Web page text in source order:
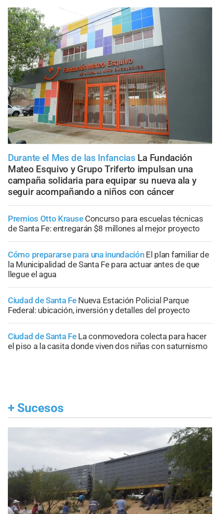
Durante el Mes de las Infancias La Fundación
Mateo Esquivo y Grupo Triferto impulsan una
campaña solidaria para equipar su nueva ala y
seguir acompañando a niños con cáncer
Premios Otto Krause Concurso para escuelas técnicas
de Santa Fe: entregarán $8 millones al mejor proyecto
Cómo prepararse para una inundación El plan familiar de
la Municipalidad de Santa Fe para actuar antes de que
llegue el agua
Ciudad de Santa Fe Nueva Estación Policial Parque
Federal: ubicación, inversión y detalles del proyecto
Ciudad de Santa Fe La conmovedora colecta para hacer
el piso a la casita donde viven dos niñas con saturnismo
+ Sucesos